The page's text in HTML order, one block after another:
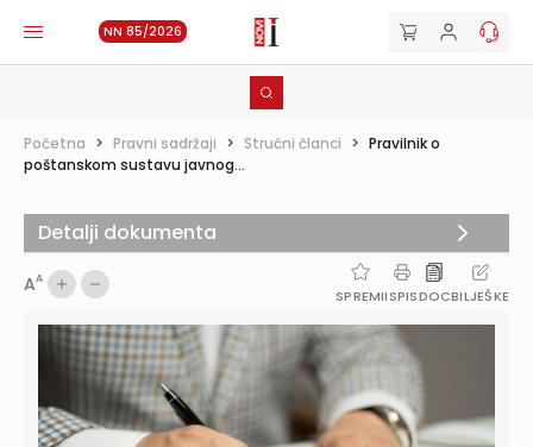
NN 85/2026
Početna > Pravni sadržaji > Stručni članci > Pravilnik o
poštanskom sustavu javnog...
AA
SPREMIISPISDOCBILJEŠKE
Detalji dokumenta